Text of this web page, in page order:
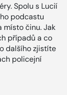
Spolu s Lucií
podcastu
místo činu. Jak
případů a co
dalšího zjistíte
policejní